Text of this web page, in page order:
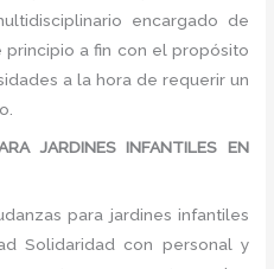
encargado de
a fin con el propósito
a la hora de requerir un
JARDINES INFANTILES EN
para jardines infantiles
Solidaridad con personal y